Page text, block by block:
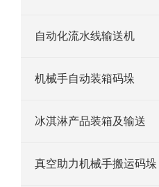
自动化流水线输送机
机械手自动装箱码垛
冰淇淋产品装箱及输送
真空助力机械手搬运码垛